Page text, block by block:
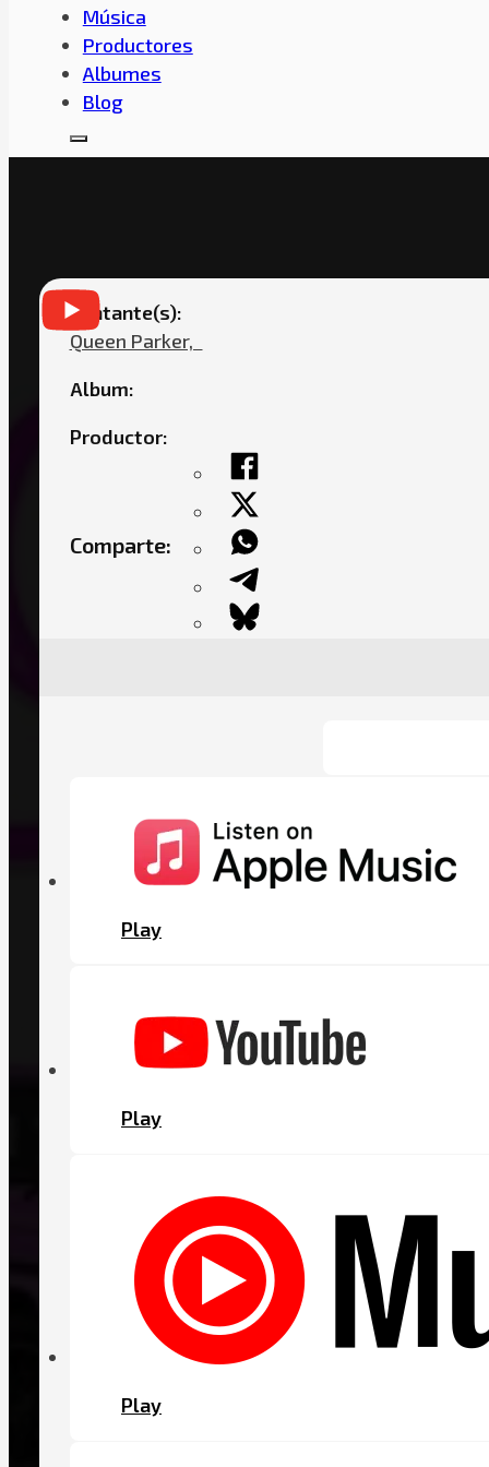
Música
Productores
Albumes
Blog
Cantante(s):
Queen Parker,ㅤㅤ
Album:
Productor:
Comparte:
Play
Play
Play